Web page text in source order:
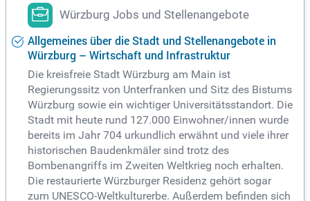
Würzburg Jobs und Stellenangebote
Allgemeines über die Stadt und Stellenangebote in
Würzburg – Wirtschaft und Infrastruktur
Die kreisfreie Stadt Würzburg am Main ist
Regierungssitz von Unterfranken und Sitz des Bistums
Würzburg sowie ein wichtiger Universitätsstandort. Die
Stadt mit heute rund 127.000 Einwohner/innen wurde
bereits im Jahr 704 urkundlich erwähnt und viele ihrer
historischen Baudenkmäler sind trotz des
Bombenangriffs im Zweiten Weltkrieg noch erhalten.
Die restaurierte Würzburger Residenz gehört sogar
zum UNESCO-Weltkulturerbe. Außerdem befinden sich